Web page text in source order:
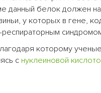
данный белок должен
у которых в гене,
которому
с нуклеиновой